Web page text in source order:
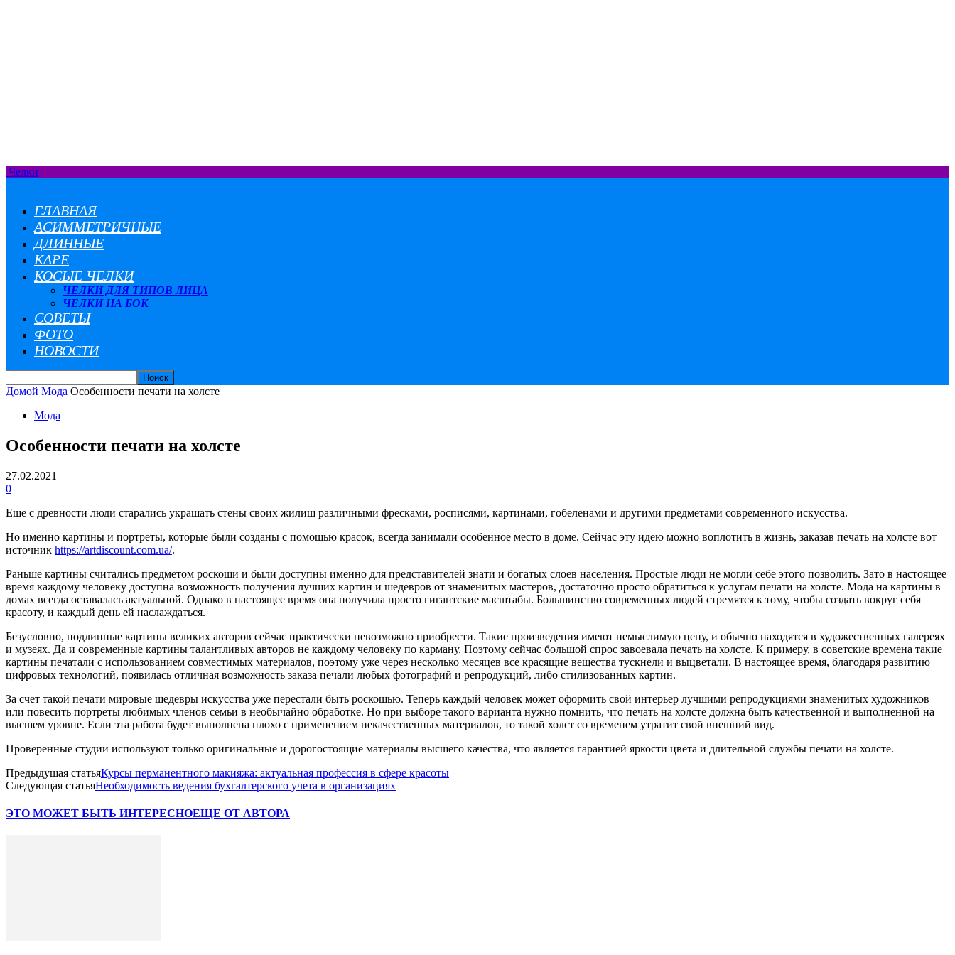
Челки
ГЛАВНАЯ
АСИММЕТРИЧНЫЕ
ДЛИННЫЕ
КАРЕ
КОСЫЕ ЧЕЛКИ
ЧЕЛКИ ДЛЯ ТИПОВ ЛИЦА
ЧЕЛКИ НА БОК
СОВЕТЫ
ФОТО
НОВОСТИ
Домой Мода Особенности печати на холсте
Мода
Особенности печати на холсте
27.02.2021
0
Еще с древности люди старались украшать стены своих жилищ различными фресками, росписями, картинами, гобеленами и другими предметами современного искусства.
Но именно картины и портреты, которые были созданы с помощью красок, всегда занимали особенное место в доме. Сейчас эту идею можно воплотить в жизнь, заказав печать на холсте вот
источник https://artdiscount.com.ua/.
Раньше картины считались предметом роскоши и были доступны именно для представителей знати и богатых слоев населения. Простые люди не могли себе этого позволить. Зато в настоящее
время каждому человеку доступна возможность получения лучших картин и шедевров от знаменитых мастеров, достаточно просто обратиться к услугам печати на холсте. Мода на картины в
домах всегда оставалась актуальной. Однако в настоящее время она получила просто гигантские масштабы. Большинство современных людей стремятся к тому, чтобы создать вокруг себя
красоту, и каждый день ей наслаждаться.
Безусловно, подлинные картины великих авторов сейчас практически невозможно приобрести. Такие произведения имеют немыслимую цену, и обычно находятся в художественных галереях
и музеях. Да и современные картины талантливых авторов не каждому человеку по карману. Поэтому сейчас большой спрос завоевала печать на холсте. К примеру, в советские времена такие
картины печатали с использованием совместимых материалов, поэтому уже через несколько месяцев все красящие вещества тускнели и выцветали. В настоящее время, благодаря развитию
цифровых технологий, появилась отличная возможность заказа печали любых фотографий и репродукций, либо стилизованных картин.
За счет такой печати мировые шедевры искусства уже перестали быть роскошью. Теперь каждый человек может оформить свой интерьер лучшими репродукциями знаменитых художников
или повесить портреты любимых членов семьи в необычайно обработке. Но при выборе такого варианта нужно помнить, что печать на холсте должна быть качественной и выполненной на
высшем уровне. Если эта работа будет выполнена плохо с применением некачественных материалов, то такой холст со временем утратит свой внешний вид.
Проверенные студии используют только оригинальные и дорогостоящие материалы высшего качества, что является гарантией яркости цвета и длительной службы печати на холсте.
Предыдущая статьяКурсы перманентного макияжа: актуальная профессия в сфере красоты
Следующая статьяНеобходимость ведения бухгалтерского учета в организациях
ЭТО МОЖЕТ БЫТЬ ИНТЕРЕСНОЕЩЕ ОТ АВТОРА